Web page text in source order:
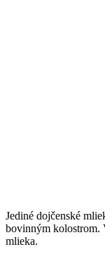
Jediné dojčenské
bovinným kolostrom.
mlieka.